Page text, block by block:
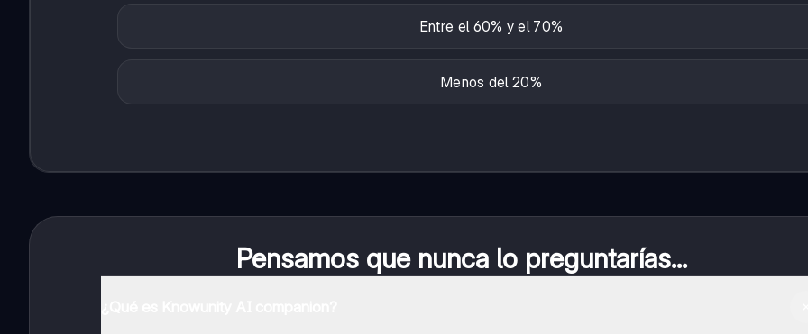
Entre el 60% y el 70%
Menos del 20%
Pensamos que nunca lo preguntarías...